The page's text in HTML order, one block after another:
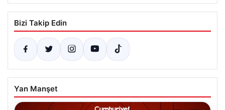
Bizi Takip Edin
Yan Manşet